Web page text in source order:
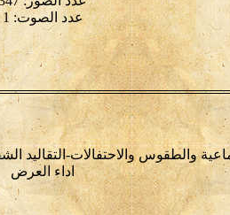
عدد الصوت: 1
والطقوس والاحتفالات-التقاليد
اداء العرض